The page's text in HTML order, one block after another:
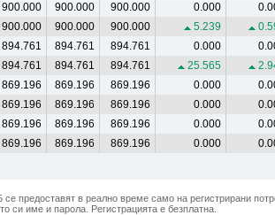
900.000 900.000 900.000 0.000
900.000 900.000 900.000 5.239
894.761 894.761 894.761 0.000
894.761 894.761 894.761 25.565
869.196 869.196 869.196 0.000
869.196 869.196 869.196 0.000
869.196 869.196 869.196 0.000
869.196 869.196 869.196 0.000
предоставят в реално време само на регистрирани
си име и парола. Регистрацията е безплатна.